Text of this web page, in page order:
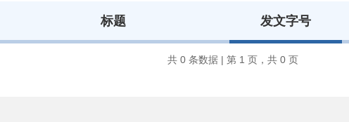
标题 发文字号
共 0 条数据 | 第 1 页，共 0 页